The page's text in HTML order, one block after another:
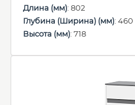
Длина (мм): 802
Глубина (Ширина) (мм): 460
Высота (мм): 718